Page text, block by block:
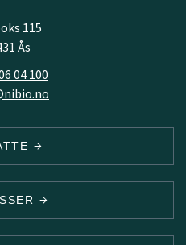
115
Ås
04 100